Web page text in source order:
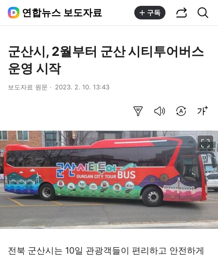
연합뉴스 보도자료 구독
군산시, 2월부터 군산 시티투어버스
운영 시작
보도자료 원문 2023. 2. 10. 13:43
전북 군산시는 10일 관광객들이 편리하고 안전하게